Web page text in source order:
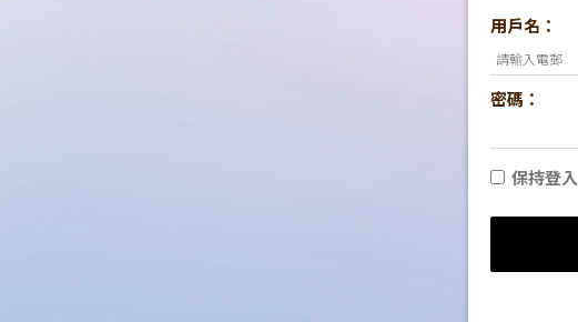
用戶名：
密碼：
保持登入